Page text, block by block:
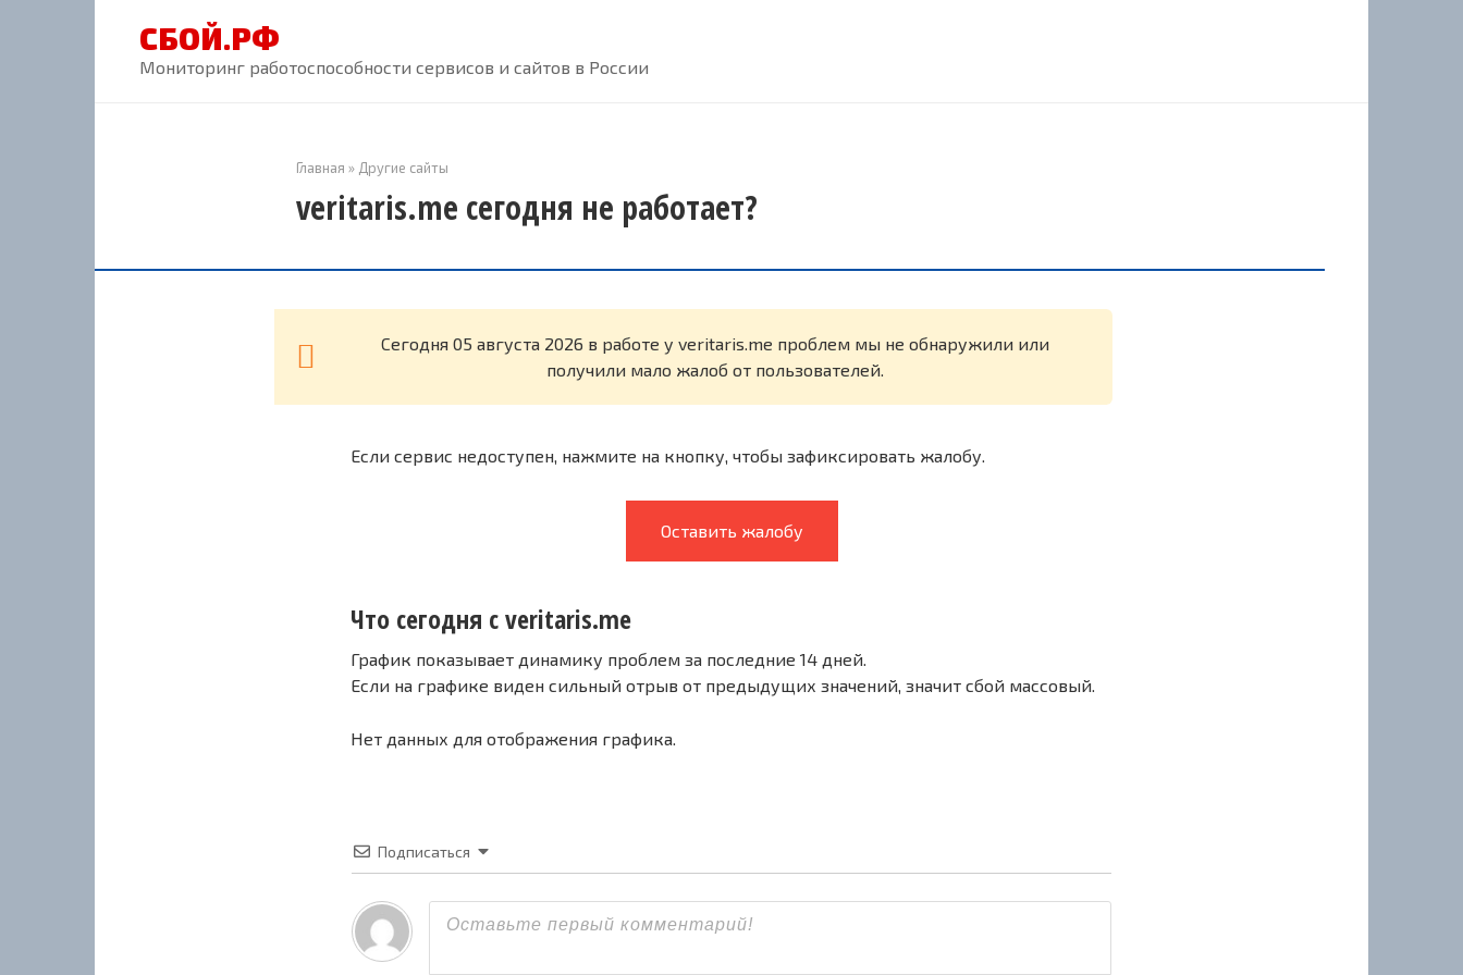
СБОЙ.РФ
Мониторинг работоспособности сервисов и сайтов в России
Главная » Другие сайты
veritaris.me сегодня не работает?
Cегодня 05 августа 2026 в работе у veritaris.me проблем мы не обнаружили или
получили мало жалоб от пользователей.
Если сервис недоступен, нажмите на кнопку, чтобы зафиксировать жалобу.
Оставить жалобу
Что сегодня с veritaris.me
График показывает динамику проблем за последние 14 дней.
Если на графике виден сильный отрыв от предыдущих значений, значит сбой массовый.
Нет данных для отображения графика.
Подписаться